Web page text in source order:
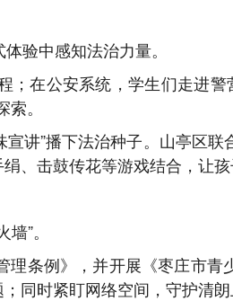
验中感知法治力量。
在公安系统，学生们走进
。
讲”播下法治种子。山亭区
、击鼓传花等游戏结合，让孩
”。
条例》，并开展《枣庄市
同时紧盯网络空间，守护清朗